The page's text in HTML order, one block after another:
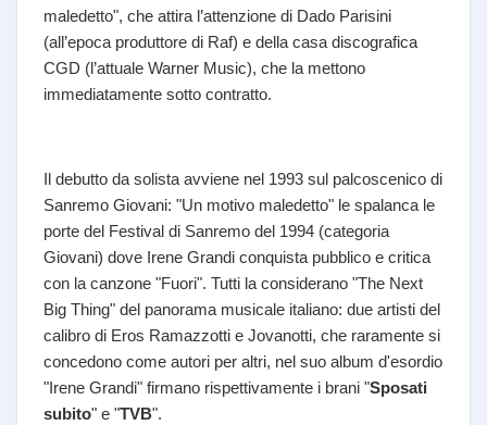
maledetto", che attira l’attenzione di Dado Parisini
(all’epoca produttore di Raf) e della casa discografica
CGD (l’attuale Warner Music), che la mettono
immediatamente sotto contratto.
Il debutto da solista avviene nel 1993 sul palcoscenico di
Sanremo Giovani: "Un motivo maledetto" le spalanca le
porte del Festival di Sanremo del 1994 (categoria
Giovani) dove Irene Grandi conquista pubblico e critica
con la canzone "Fuori". Tutti la considerano "The Next
Big Thing" del panorama musicale italiano: due artisti del
calibro di Eros Ramazzotti e Jovanotti, che raramente si
concedono come autori per altri, nel suo album d'esordio
"Irene Grandi" firmano rispettivamente i brani "Sposati
subito" e "TVB".